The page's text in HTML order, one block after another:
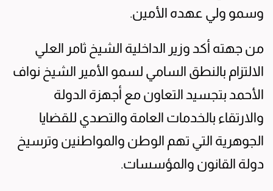
وسمو ولي عهده الأمين.
من جهته أكد وزير الداخلية الشيخ ثامر العلي
الالتزام بالنطق السامي لسمو الأمير الشيخ نواف
الأحمد بتجسيد التعاون مع أجهزة الدولة
والارتقاء بالخدمات العامة والتصدي للقضايا
الجوهرية التي تهم الوطن والمواطنين وترسيخ
دولة القانون والمؤسسات.